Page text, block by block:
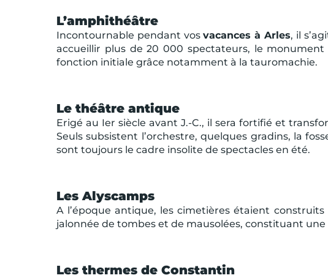
L’amphithéâtre
Incontournable pendant vosvacances à Arles, il
accueillir plus de 20 000 spectateurs, le
fonction initiale grâce notamment à la tauromachie.
Le théâtre antique
Erigé au Ier siècle avant J.-C., il sera fortifié et
Seuls subsistent l’orchestre, quelques gradins, la
sont toujours le cadre insolite de spectacles en été.
Les Alyscamps
A l’époque antique, les cimetières étaient
jalonnée de tombes et de mausolées, constituant
Les thermes de Constantin